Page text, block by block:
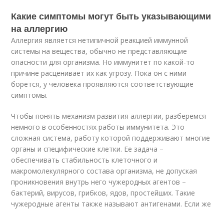
Какие симптомы могут быть указывающими
на аллергию
Аллергия является нетипичной реакцией иммунной
системы на вещества, обычно не представляющие
опасности для организма. Но иммунитет по какой-то
причине расценивает их как угрозу. Пока он с ними
борется, у человека проявляются соответствующие
симптомы.
Чтобы понять механизм развития аллергии, разберемся
немного в особенностях работы иммунитета. Это
сложная система, работу которой поддерживают многие
органы и специфические клетки. Ее задача –
обеспечивать стабильность клеточного и
макромолекулярного состава организма, не допуская
проникновения внутрь него чужеродных агентов –
бактерий, вирусов, грибков, ядов, простейших. Такие
чужеродные агенты также называют антигенами. Если же